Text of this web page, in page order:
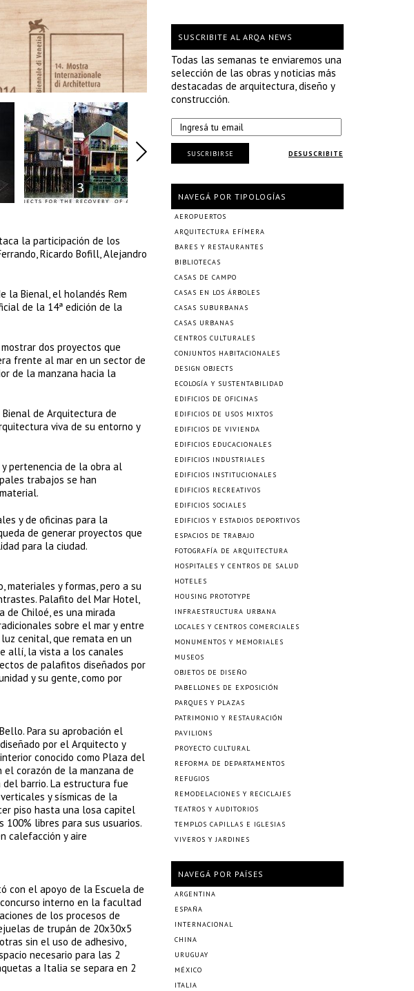
la participación de los
Ricardo Bofill, Alejandro
la Bienal, el holandés Rem
de la 14ª edición de la
dos proyectos que
frente al mar en un sector de
de la manzana hacia la
de Arquitectura de
viva de su entorno y
pertenencia de la obra al
trabajos se han
y de oficinas para la
de generar proyectos que
para la ciudad.
materiales y formas, pero a su
Palafito del Mar Hotel,
Chiloé, es una mirada
sobre el mar y entre
cenital, que remata en un
allí, la vista a los canales
de palafitos diseñados por
y su gente, como por
Para su aprobación el
por el Arquitecto y
conocido como Plaza del
corazón de la manzana de
barrio. La estructura fue
y sísmicas de la
piso hasta una losa capitel
libres para sus usuarios.
calefacción y aire
con el apoyo de la Escuela de
interno en la facultad
de los procesos de
de trupán de 20x30x5
sin el uso de adhesivo,
necesario para las 2
a Italia se separa en 2
SUSCRIBITE AL ARQA NEWS
Todas las semanas te enviaremos una
selección de las obras y noticias más
destacadas de arquitectura, diseño y
construcción.
DESUSCRIBITE
SUSCRIBIRSE
NAVEGÁ POR TIPOLOGÍAS
AEROPUERTOS
ARQUITECTURA EFÍMERA
BARES Y RESTAURANTES
BIBLIOTECAS
CASAS DE CAMPO
CASAS EN LOS ÁRBOLES
CASAS SUBURBANAS
CASAS URBANAS
CENTROS CULTURALES
CONJUNTOS HABITACIONALES
DESIGN OBJECTS
ECOLOGÍA Y SUSTENTABILIDAD
EDIFICIOS DE OFICINAS
EDIFICIOS DE USOS MIXTOS
EDIFICIOS DE VIVIENDA
EDIFICIOS EDUCACIONALES
EDIFICIOS INDUSTRIALES
EDIFICIOS INSTITUCIONALES
EDIFICIOS RECREATIVOS
EDIFICIOS SOCIALES
EDIFICIOS Y ESTADIOS DEPORTIVOS
ESPACIOS DE TRABAJO
FOTOGRAFÍA DE ARQUITECTURA
HOSPITALES Y CENTROS DE SALUD
HOTELES
HOUSING PROTOTYPE
INFRAESTRUCTURA URBANA
LOCALES Y CENTROS COMERCIALES
MONUMENTOS Y MEMORIALES
MUSEOS
OBJETOS DE DISEÑO
PABELLONES DE EXPOSICIÓN
PARQUES Y PLAZAS
PATRIMONIO Y RESTAURACIÓN
PAVILIONS
PROYECTO CULTURAL
REFORMA DE DEPARTAMENTOS
REFUGIOS
REMODELACIONES Y RECICLAJES
TEATROS Y AUDITORIOS
TEMPLOS CAPILLAS E IGLESIAS
VIVEROS Y JARDINES
NAVEGÁ POR PAÍSES
ARGENTINA
ESPAÑA
INTERNACIONAL
CHINA
URUGUAY
MÉXICO
ITALIA